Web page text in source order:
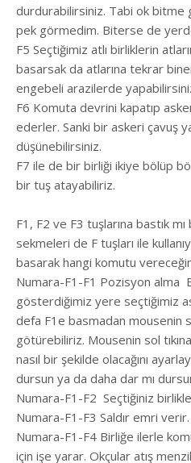
durdurabilirsiniz. Tabi ok bitme
pek görmedim. Biterse de
F5 Seçtiğimiz atlı birliklerin
basarsak da atlarına tekrar
engebeli arazilerde
F6 Komuta devrini kapatıp
ederler. Sanki bir askeri çavuş
düşünebilirsiniz.
F7 ile de bir birliği ikiye bölüp
bir tuş atayabiliriz.
F1, F2 ve F3 tuşlarına bastık
sekmeleri de F tuşları ile
basarak hangi komutu
Numara-F1-F1 Pozisyon alma
gösterdiğimiz yere seçtiğimiz
defa F1e basmadan mousenin
götürebiliriz. Mousenin sol
nasıl bir şekilde olacağını
dursun ya da daha dar mı
Numara-F1-F2 Seçtiğiniz
Numara-F1-F3 Saldır emri verir.
Numara-F1-F4 Birliğe ilerle
için işe yarar. Okçular atış